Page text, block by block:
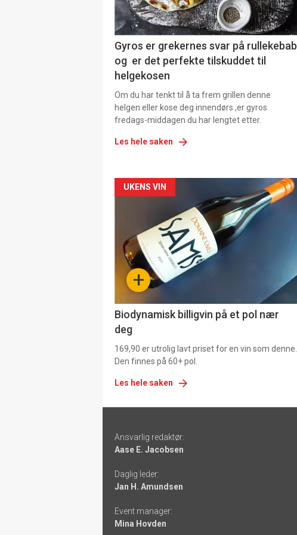
Gyros er grekernes svar på rullekebab
og er det perfekte tilskuddet til
helgekosen
Om du har tenkt til å ta frem grillen denne
helgen eller kose deg innendørs ,er gyros
fredags-middagen du har lengtet etter.
Les hele saken
Forsiden
akkurat
nå
-
+
UKENS VIN
Biodynamisk billigvin på et pol nær
deg
169,90 er utrolig lavt priset for en vin som denne.
Den finnes på 60+ pol.
Les hele saken
-
links
Ansvarlig redaktør:
Aase E. Jacobsen
Daglig leder:
Jan H. Amundsen
Event manager:
Mina Hovden